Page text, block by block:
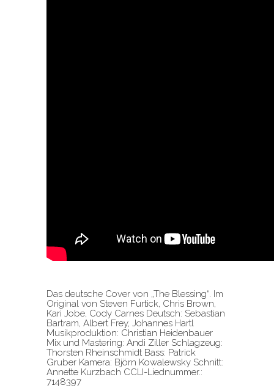
Das deutsche Cover von „The Blessing“. Im
Original von Steven Furtick, Chris Brown,
Kari Jobe, Cody Carnes Deutsch: Sebastian
Bartram, Albert Frey, Johannes Hartl
Musikproduktion: Christian Heidenbauer
Mix und Mastering: Andi Ziller Schlagzeug:
Thorsten Rheinschmidt Bass: Patrick
Gruber Kamera: Björn Kowalewsky Schnitt:
Annette Kurzbach CCLI-Liednummer.:
7148397